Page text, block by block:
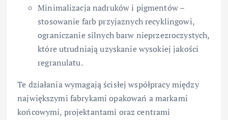
Minimalizacja nadruków i pigmentów –
stosowanie farb przyjaznych recyklingowi,
ograniczanie silnych barw nieprzezroczystych,
które utrudniają uzyskanie wysokiej jakości
regranulatu.
Te działania wymagają ścisłej współpracy między
największymi fabrykami opakowań a markami
końcowymi, projektantami oraz centrami